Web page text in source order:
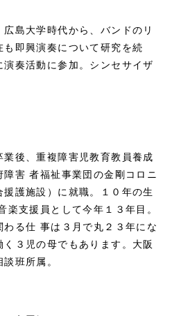
島大学時代から、バンドのリ
即興演奏について研究を続
奏活動に参加。シンセサイザ
後、重複障害児教育教員養成
害 者福祉事業団の金剛コロニ
護施設）に就職。１０年の生
楽支援員として今年１３年目。
る仕 事は３月で丸２３年にな
３児の母でもあります。大阪
班所属。